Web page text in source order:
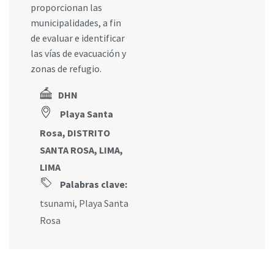
proporcionan las
municipalidades, a fin
de evaluar e identificar
las vías de evacuación y
zonas de refugio.
DHN
Playa Santa
Rosa, DISTRITO
SANTA ROSA, LIMA,
LIMA
Palabras clave:
tsunami, Playa Santa
Rosa